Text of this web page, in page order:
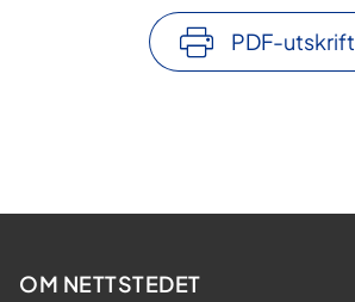
PDF-utskrift
OM NETTSTEDET